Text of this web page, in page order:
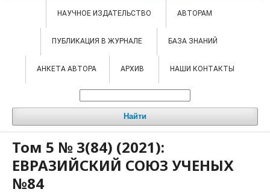
НАУЧНОЕ ИЗДАТЕЛЬСТВО АВТОРАМ
ПУБЛИКАЦИЯ В ЖУРНАЛЕ БАЗА ЗНАНИЙ
АНКЕТА АВТОРА АРХИВ НАШИ КОНТАКТЫ
Найти
Том 5 № 3(84) (2021):
ЕВРАЗИЙСКИЙ СОЮЗ УЧЕНЫХ
№84